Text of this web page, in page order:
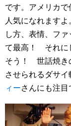
です。アメリカ
人気になれます
し方、表情、フ
て最高！ それに
そう！ 世話焼き
させられるダサ
ィーさんにも注目